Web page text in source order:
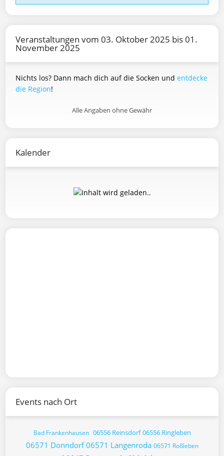
Veranstaltungen vom 03. Oktober 2025 bis 01.
November 2025
Nichts los? Dann mach dich auf die Socken und entdecke
die Region!
Alle Angaben ohne Gewähr
Kalender
Events nach Ort
Bad Frankenhausen 06556 Reinsdorf 06556 Ringleben
06571 Donndorf 06571 Langenroda 06571 Roßleben